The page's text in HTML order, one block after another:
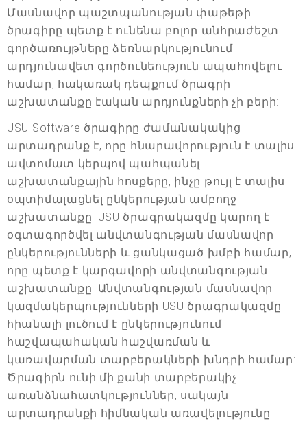
Մասնավոր պաշտպանության փաթեթի
ծրագիրը պետք է ունենա բոլոր անհրաժեշտ
գործառույթները ձեռնարկությունում
արդյունավետ գործունեություն ապահովելու
համար, հակառակ դեպքում ծրագրի
աշխատանքը էական արդյունքների չի բերի:
USU Software ծրագիրը ժամանակակից
արտադրանք է, որը հնարավորություն է տալիս
ավտոմատ կերպով պահպանել
աշխատանքային հոսքերը, ինչը թույլ է տալիս
օպտիմալացնել ընկերության ամբողջ
աշխատանքը: USU ծրագրակազմը կարող է
օգտագործվել անվտանգության մասնավոր
ընկերությունների և ցանկացած խմբի համար,
որը պետք է կարգավորի անվտանգության
աշխատանքը: Անվտանգության մասնավոր
կազմակերպությունների USU ծրագրակազմը
հիանալի լուծում է ընկերությունում
հաշվապահական հաշվառման և
կառավարման տարբերակների խնդրի համար:
Ծրագիրն ունի մի քանի տարբերակիչ
առանձնահատկություններ, սակայն
արտադրանքի հիմնական առավելությունը